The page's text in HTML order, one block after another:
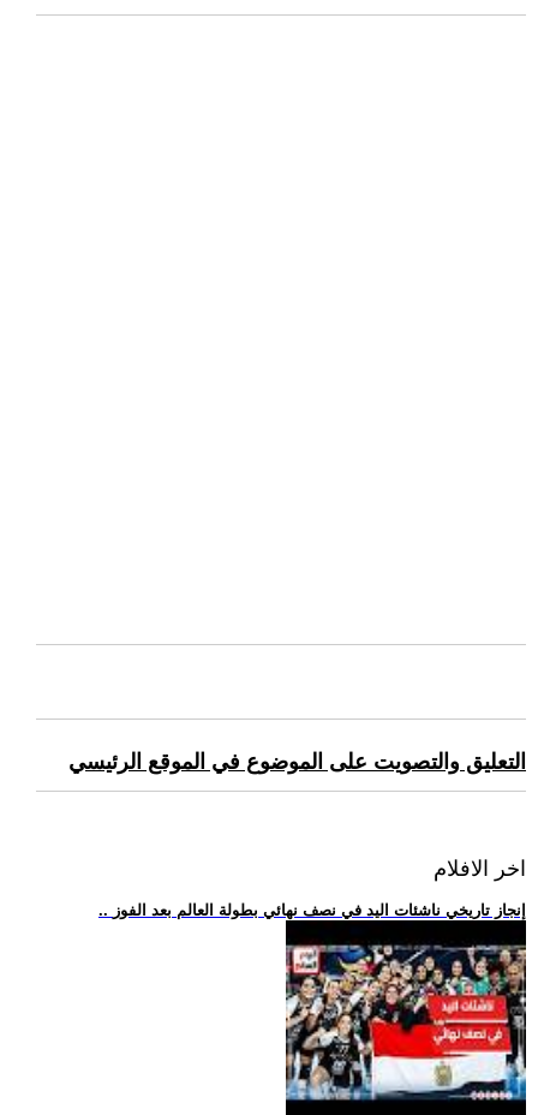
التعليق والتصويت على الموضوع في الموقع الرئيسي
اخر الافلام
.. إنجاز تاريخي ناشئات اليد في نصف نهائي بطولة العالم بعد الفوز